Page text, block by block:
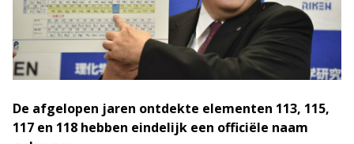
De afgelopen jaren ontdekte elementen 113, 115,
117 en 118 hebben eindelijk een officiële naam